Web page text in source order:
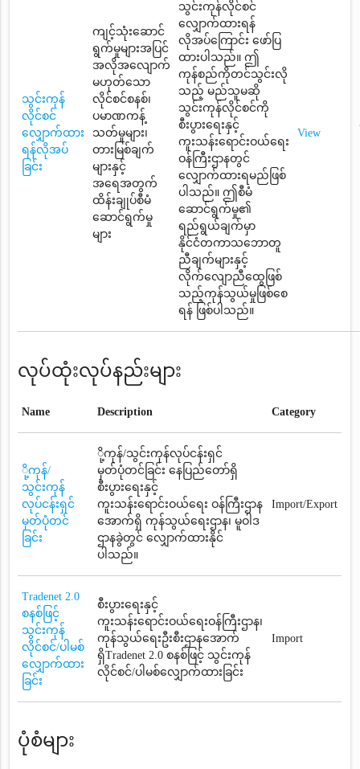
သွင်းကုန်
လိုင်စင်
လျှောက်ထား
ရန်လိုအပ်
ခြင်း
ကျင့်သုံးဆောင်
ရွက်မှုများအပြင်
အလိုအလျောက်
မဟုတ်သော
လိုင်စင်စနစ်၊
ပမာဏကန့်
သတ်မှုများ၊
တားမြစ်ချက်
များနှင့်
အရေအတွက်
ထိန်းချုပ်စီမံ
ဆောင်ရွက်မှု
များ
သွင်းကုန်လိုင်စင်
လျှောက်ထားရန်
လိုအပ်ကြောင်း ဖော်ပြ
ထားပါသည်။ ဤ
ကုန်စည်ကိုတင်သွင်းလို
သည့် မည်သူမဆို
သွင်းကုန်လိုင်စင်ကို
စီးပွားရေးနှင့်
ကူးသန်းရောင်းဝယ်ရေး
ဝန်ကြီးဌာနတွင်
လျှောက်ထားရမည်ဖြစ်
ပါသည်။ ဤစီမံ
ဆောင်ရွက်မှု၏
ရည်ရွယ်ချက်မှာ
နိုင်ငံတကာသဘောတူ
ညီချက်များနှင့်
လိုက်လျောညီထွေဖြစ်
သည့်ကုန်သွယ်မှုဖြစ်စေ
ရန် ဖြစ်ပါသည်။
View
လုပ်ထုံးလုပ်နည်းများ
Name Description Category
ို့ကုန်/
သွင်းကုန်
လုပ်ငန်းရှင်
မှတ်ပုံတင်
ခြင်း
ို့ကုန်/သွင်းကုန်လုပ်ငန်းရှင်
မှတ်ပုံတင်ခြင်း နေပြည်တော်ရှိ
စီးပွားရေးနှင့်
ကူးသန်းရောင်းဝယ်ရေး ဝန်ကြီးဌာန
အောက်ရှိ ကုန်သွယ်ရေးဌာန၊ မူဝါဒ
ဌာနခွဲတွင် လျှောက်ထားနိုင်
ပါသည်။
Import/Export
Tradenet 2.0
စနစ်ဖြင့်
သွင်းကုန်
လိုင်စင်/ပါမစ်
လျှောက်ထား
ခြင်း
စီးပွားရေးနှင့်
ကူးသန်းရောင်းဝယ်ရေးဝန်ကြီးဌာန၊
ကုန်သွယ်ရေးဦးစီးဌာနအောက်
ရှိTradenet 2.0 စနစ်ဖြင့် သွင်းကုန်
လိုင်စင်/ပါမစ်လျှောက်ထားခြင်း
Import
ပုံစံများ